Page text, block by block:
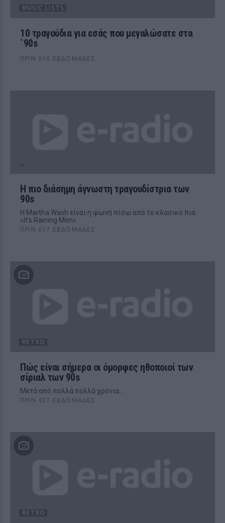
MUSIC LISTS
10 τραγούδια για εσάς που μεγαλώσατε στα
`90s
ΠΡΙΝ 310 ΕΒΔΟΜΆΔΕΣ
Η πιο διάσημη άγνωστη τραγουδίστρια των
90s
H Martha Wash είναι η φωνή πίσω από το κλασικό πια
«It's Raining Men»
ΠΡΙΝ 617 ΕΒΔΟΜΆΔΕΣ
RETRO
Πώς είναι σήμερα οι όμορφες ηθοποιοί των
σίριαλ των 90s
Μετά από πολλά πολλά χρόνια...
ΠΡΙΝ 457 ΕΒΔΟΜΆΔΕΣ
RETRO